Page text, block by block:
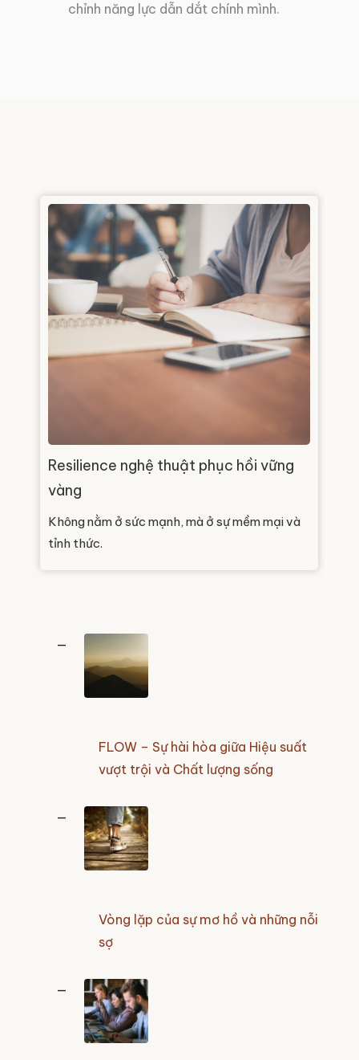
chỉnh năng lực dẫn dắt chính mình.
Resilience nghệ thuật phục hồi vững
vàng
Không nằm ở sức mạnh, mà ở sự mềm mại và
tỉnh thức.
FLOW – Sự hài hòa giữa Hiệu suất
vượt trội và Chất lượng sống
Vòng lặp của sự mơ hồ và những nỗi
sợ